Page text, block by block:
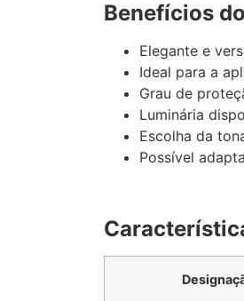
Benefícios
Elegante e
Ideal para a
Grau de
Luminária
Escolha da
Possível